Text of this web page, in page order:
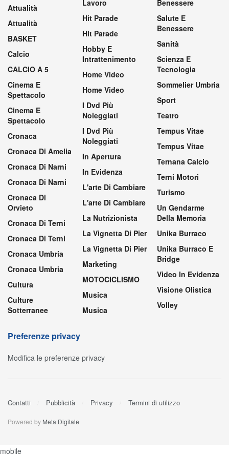
Attualità
Attualità
BASKET
Calcio
CALCIO A 5
Cinema E
Spettacolo
Cinema E
Spettacolo
Cronaca
Cronaca Di Amelia
Cronaca Di Narni
Cronaca Di Narni
Cronaca Di
Orvieto
Cronaca Di Terni
Cronaca Di Terni
Cronaca Umbria
Cronaca Umbria
Cultura
Culture
Sotterranee
Lavoro
Hit Parade
Hit Parade
Hobby E
Intrattenimento
Home Video
Home Video
I Dvd Più
Noleggiati
I Dvd Più
Noleggiati
In Apertura
In Evidenza
L'arte Di Cambiare
L'arte Di Cambiare
La Nutrizionista
La Vignetta Di Pier
La Vignetta Di Pier
Marketing
MOTOCICLISMO
Musica
Musica
Benessere
Salute E
Benessere
Sanità
Scienza E
Tecnologia
Sommelier Umbria
Sport
Teatro
Tempus Vitae
Tempus Vitae
Ternana Calcio
Terni Motori
Turismo
Un Gendarme
Della Memoria
Unika Burraco
Unika Burraco E
Bridge
Video In Evidenza
Visione Olistica
Volley
Preferenze privacy
Modifica le preferenze privacy
Contatti Pubblicità Privacy Termini di utilizzo
Powered by Meta Digitale